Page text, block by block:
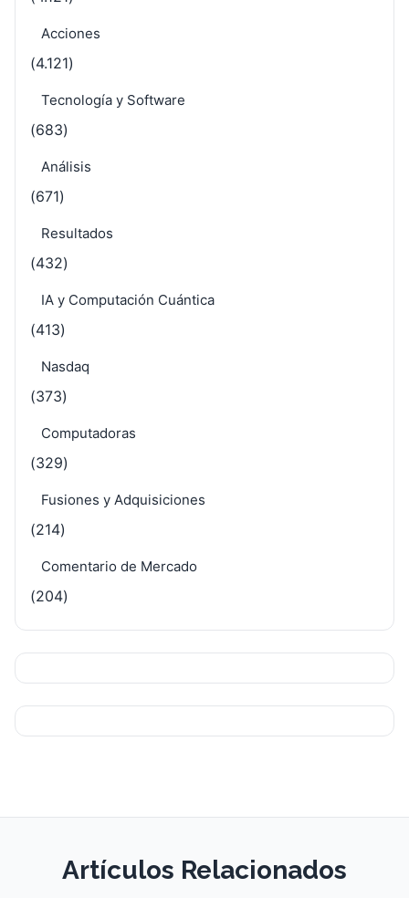
Acciones
(4.121)
Tecnología y Software
(683)
Análisis
(671)
Resultados
(432)
IA y Computación Cuántica
(413)
Nasdaq
(373)
Computadoras
(329)
Fusiones y Adquisiciones
(214)
Comentario de Mercado
(204)
Artículos Relacionados